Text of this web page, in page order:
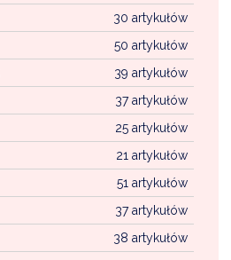
30 artykułów
50 artykułów
39 artykułów
37 artykułów
25 artykułów
21 artykułów
51 artykułów
37 artykułów
38 artykułów